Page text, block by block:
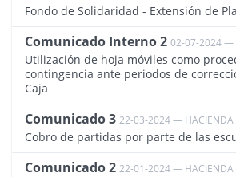
Fondo de Solidaridad - Extensión de
Comunicado Interno 2 02-07-2024 —
Utilización de hoja móviles como
contingencia ante periodos de
Caja
Comunicado 3 22-03-2024 — HACIENDA
Cobro de partidas por parte de las
Comunicado 2 22-01-2024 — HACIENDA